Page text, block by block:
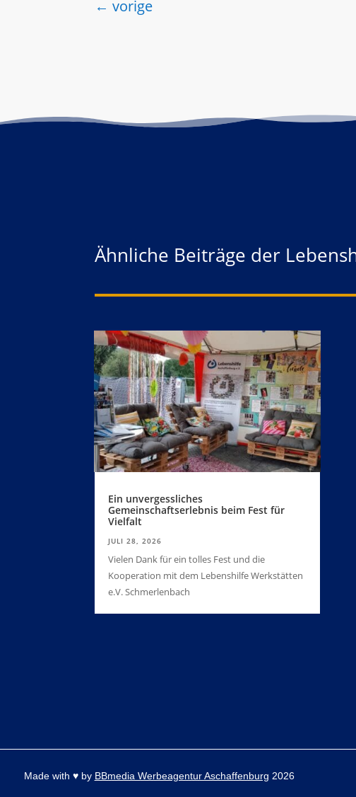
←vorige
Ähnliche Beiträge der
Ein unvergessliches
Gemeinschaftserlebnis beim Fest für
Vielfalt
JULI 28, 2026
Vielen Dank für ein tolles Fest und die
Kooperation mit dem Lebenshilfe Werkstätten
e.V. Schmerlenbach
Made with ♥by BBmedia Werbeagentur Aschaffenburg 2026